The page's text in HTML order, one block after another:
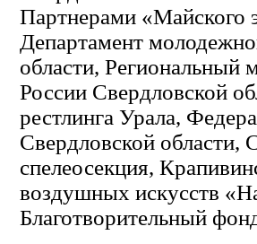
Партнерами «Майского
Департамент
области,
России Свердловской
рестлинга Урала,
Свердловской области,
спелеосекция,
воздушных искусств
Благотворительный